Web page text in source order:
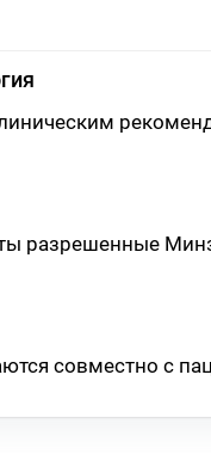
разрешенные
совместно с